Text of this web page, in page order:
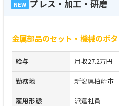
NEW プレス・加工・研磨
金属部品のセット・機械のボ
給与 月収27.2万円
勤務地 新潟県柏崎市
雇用形態 派遣社員